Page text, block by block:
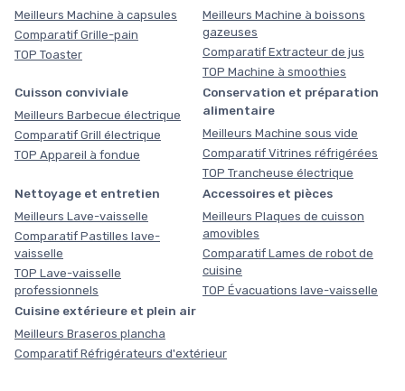
Meilleurs Machine à capsules
Comparatif Grille-pain
TOP Toaster
Meilleurs Machine à boissons
gazeuses
Comparatif Extracteur de jus
TOP Machine à smoothies
Cuisson conviviale
Meilleurs Barbecue électrique
Comparatif Grill électrique
TOP Appareil à fondue
Conservation et préparation
alimentaire
Meilleurs Machine sous vide
Comparatif Vitrines réfrigérées
TOP Trancheuse électrique
Nettoyage et entretien
Meilleurs Lave-vaisselle
Comparatif Pastilles lave-
vaisselle
TOP Lave-vaisselle
professionnels
Accessoires et pièces
Meilleurs Plaques de cuisson
amovibles
Comparatif Lames de robot de
cuisine
TOP Évacuations lave-vaisselle
Cuisine extérieure et plein air
Meilleurs Braseros plancha
Comparatif Réfrigérateurs d'extérieur